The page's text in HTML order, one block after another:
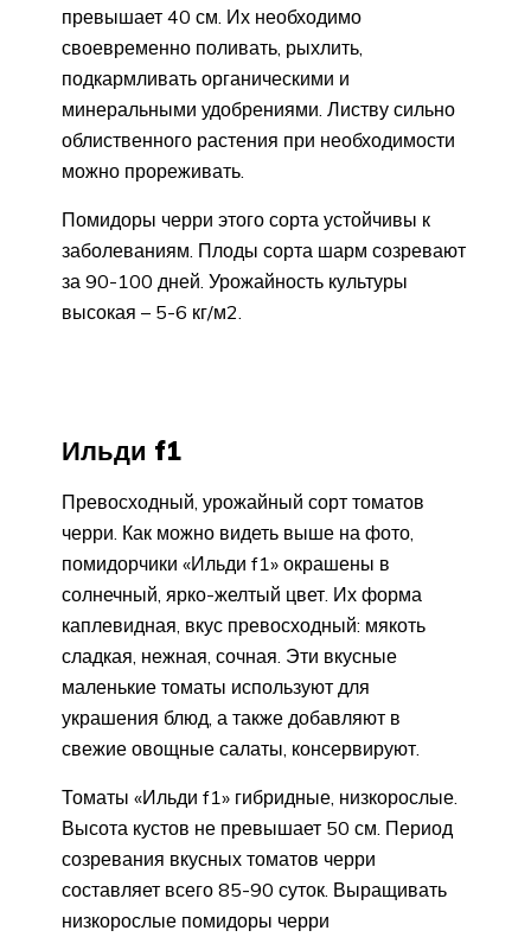
превышает 40 см. Их необходимо
своевременно поливать, рыхлить,
подкармливать органическими и
минеральными удобрениями. Листву сильно
облиственного растения при необходимости
можно прореживать.
Помидоры черри этого сорта устойчивы к
заболеваниям. Плоды сорта шарм созревают
за 90-100 дней. Урожайность культуры
высокая – 5-6 кг/м2.
Ильди f1
Превосходный, урожайный сорт томатов
черри. Как можно видеть выше на фото,
помидорчики «Ильди f1» окрашены в
солнечный, ярко-желтый цвет. Их форма
каплевидная, вкус превосходный: мякоть
сладкая, нежная, сочная. Эти вкусные
маленькие томаты используют для
украшения блюд, а также добавляют в
свежие овощные салаты, консервируют.
Томаты «Ильди f1» гибридные, низкорослые.
Высота кустов не превышает 50 см. Период
созревания вкусных томатов черри
составляет всего 85-90 суток. Выращивать
низкорослые помидоры черри